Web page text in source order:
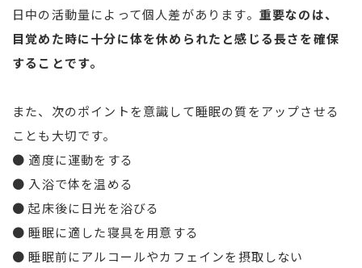
日中の活動量によって個人差があります。 重要なのは、
目覚めた時に十分に体を休められたと感じる長さを確保
することです。
また、次のポイントを意識して睡眠の質をアップさせる
ことも大切です。
● 適度に運動をする
● 入浴で体を温める
● 起床後に日光を浴びる
● 睡眠に適した寝具を用意する
● 睡眠前にアルコールやカフェインを摂取しない